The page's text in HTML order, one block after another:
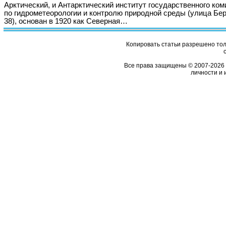
Арктический, и Антарктический институт государственного
по гидрометеорологии и контролю природной среды (улица
38), основан в 1920 как Северная…
Копировать статьи разрешено
Все права защищены © 2007-2026
личности и